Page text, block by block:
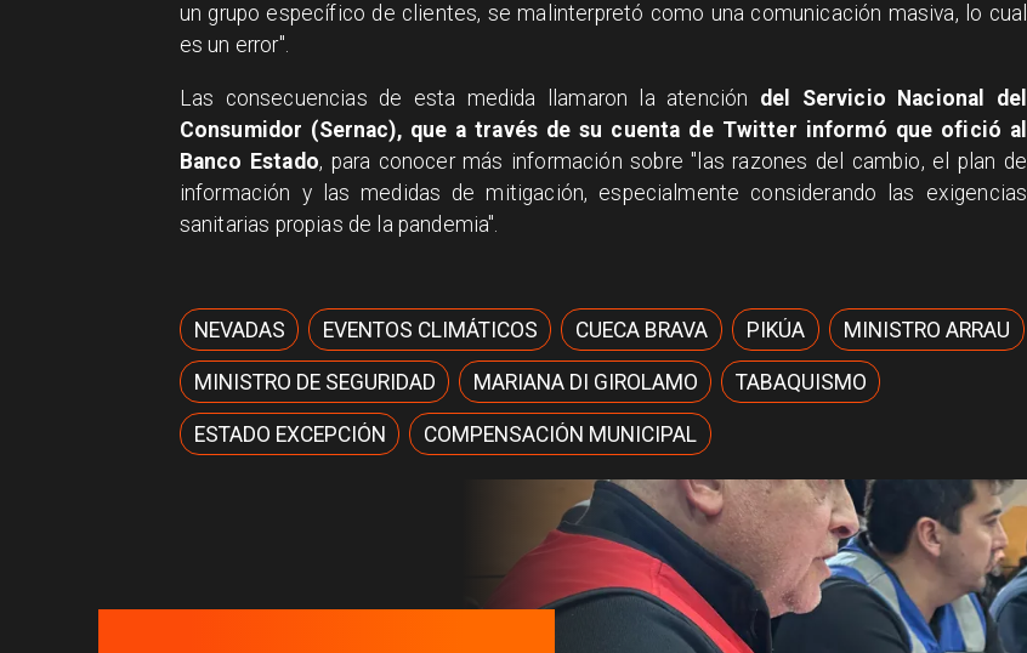
un grupo específico de clientes, se malinterpretó como una comunicación masiva, lo cual
es un error".
Las consecuencias de esta medida llamaron la atención del Servicio Nacional del
Consumidor (Sernac), que a través de su cuenta de Twitter informó que ofició al
Banco Estado, para conocer más información sobre "las razones del cambio, el plan de
información y las medidas de mitigación, especialmente considerando las exigencias
sanitarias propias de la pandemia".
NEVADAS EVENTOS CLIMÁTICOS CUECA BRAVA PIKÚA MINISTRO ARRAU
MINISTRO DE SEGURIDAD MARIANA DI GIROLAMO TABAQUISMO
ESTADO EXCEPCIÓN COMPENSACIÓN MUNICIPAL